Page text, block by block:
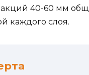
40-60 мм
каждого слоя.